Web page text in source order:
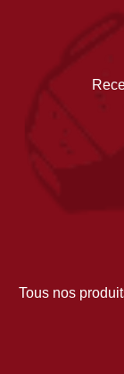
Tous nos